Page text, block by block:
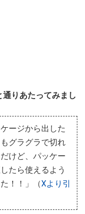
りあたってみまし
ージから出した
グラグラで切れ
けど、パッケー
たら使えるよう
！！」（Xより引